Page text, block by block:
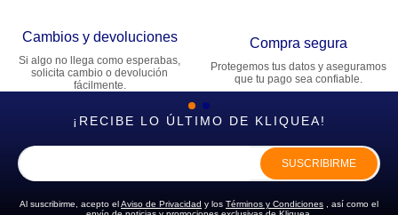
Cambios y devoluciones
Si algo no llega como esperabas,
solicita cambio o devolución
fácilmente.
Compra segura
Protegemos tus datos y aseguramos
que tu pago sea confiable.
¡RECIBE LO ÚLTIMO DE KLIQUEA!
SUSCRIBIRME
Al suscribirme, acepto elAviso de Privacidad y los Términos y Condiciones , así como el